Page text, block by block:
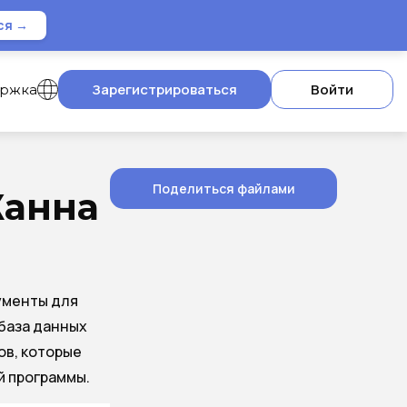
→
Зарегистрироваться Войти
Поделиться файлами
для
данных
которые
программы.